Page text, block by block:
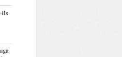
ils